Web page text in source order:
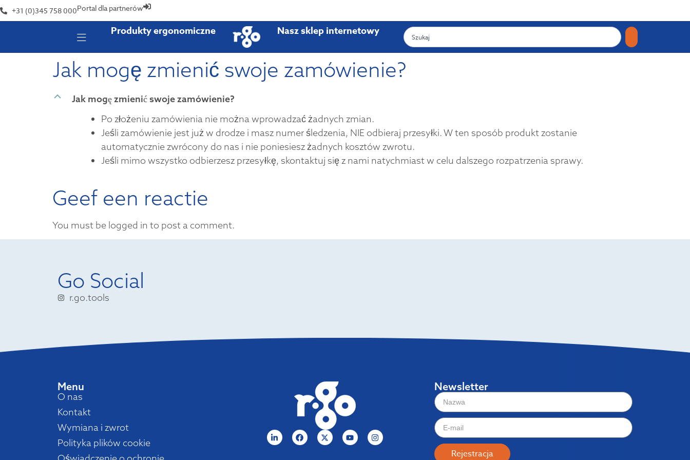
+31 (0)345 758 000Portal dla partnerów
Produkty ergonomiczne Nasz sklep internetowy
Jak mogę zmienić swoje zamówienie?
B
Jak mogę zmienić swoje zamówienie?
Po złożeniu zamówienia nie można wprowadzać żadnych zmian.
Jeśli zamówienie jest już w drodze i masz numer śledzenia, NIE odbieraj przesyłki. W ten sposób produkt zostanie
automatycznie zwrócony do nas i nie poniesiesz żadnych kosztów zwrotu.
Jeśli mimo wszystko odbierzesz przesyłkę, skontaktuj się z nami natychmiast w celu dalszego rozpatrzenia sprawy.
Geef een reactie
You must be logged in to post a comment.
Go Social
r.go.tools
Menu
O nas
Kontakt
Wymiana i zwrot
Polityka plików cookie
Newsletter
Rejestracja